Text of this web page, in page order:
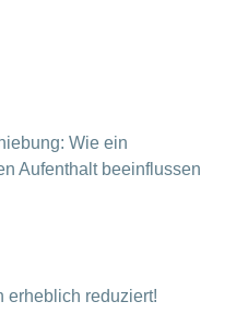
Wie ein
Aufenthalt beeinflussen
erheblich reduziert!